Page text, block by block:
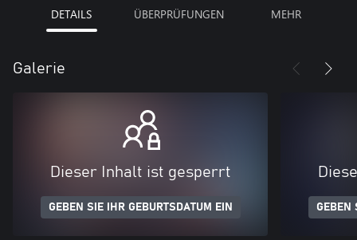
DETAILS ÜBERPRÜFUNGEN MEHR
Galerie
Dieser Inhalt ist gesperrt
GEBEN SIE IHR GEBURTSDATUM EIN GEBEN